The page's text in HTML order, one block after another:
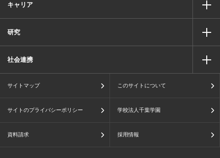
キャリア
研究
社会連携
サイトマップ このサイトについて
サイトのプライバシーポリシー 学校法人千葉学園
資料請求 採用情報